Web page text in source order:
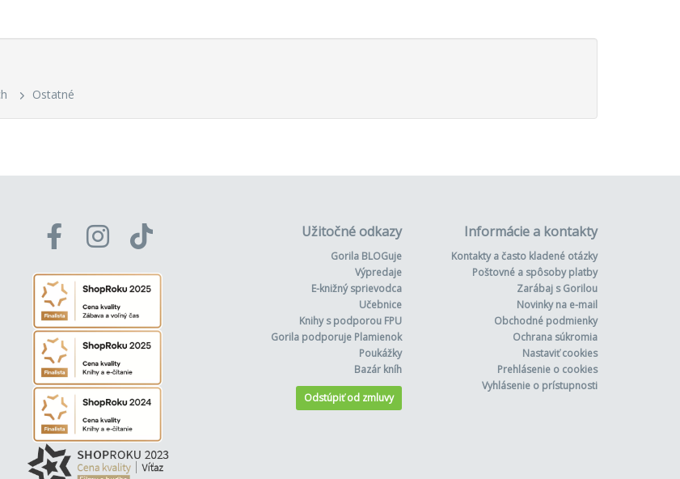
Ostatné
Užitočné odkazy
Gorila BLOGuje
Výpredaje
E-knižný sprievodca
Učebnice
Knihy s podporou FPU
Gorila podporuje Plamienok
Poukážky
Bazár kníh
Odstúpiť od zmluvy
Informácie a kontakty
Kontakty a často kladené otázky
Poštovné a spôsoby platby
Zarábaj s Gorilou
Novinky na e-mail
Obchodné podmienky
Ochrana súkromia
Nastaviť cookies
Prehlásenie o cookies
Vyhlásenie o prístupnosti